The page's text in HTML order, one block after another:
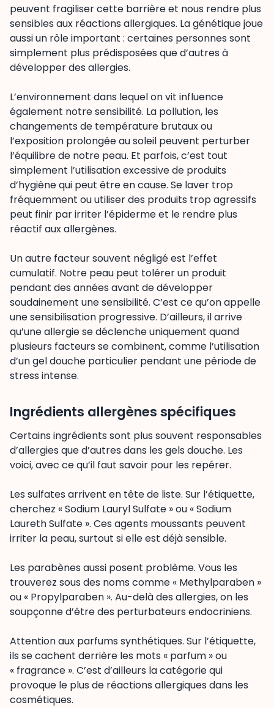
peuvent fragiliser cette barrière et nous rendre plus
sensibles aux réactions allergiques. La génétique joue
aussi un rôle important : certaines personnes sont
simplement plus prédisposées que d’autres à
développer des allergies.
L’environnement dans lequel on vit influence
également notre sensibilité. La pollution, les
changements de température brutaux ou
l’exposition prolongée au soleil peuvent perturber
l’équilibre de notre peau. Et parfois, c’est tout
simplement l’utilisation excessive de produits
d’hygiène qui peut être en cause. Se laver trop
fréquemment ou utiliser des produits trop agressifs
peut finir par irriter l’épiderme et le rendre plus
réactif aux allergènes.
Un autre facteur souvent négligé est l’effet
cumulatif. Notre peau peut tolérer un produit
pendant des années avant de développer
soudainement une sensibilité. C’est ce qu’on appelle
une sensibilisation progressive. D’ailleurs, il arrive
qu’une allergie se déclenche uniquement quand
plusieurs facteurs se combinent, comme l’utilisation
d’un gel douche particulier pendant une période de
stress intense.
Ingrédients allergènes spécifiques
Certains ingrédients sont plus souvent responsables
d’allergies que d’autres dans les gels douche. Les
voici, avec ce qu’il faut savoir pour les repérer.
Les sulfates arrivent en tête de liste. Sur l’étiquette,
cherchez « Sodium Lauryl Sulfate » ou « Sodium
Laureth Sulfate ». Ces agents moussants peuvent
irriter la peau, surtout si elle est déjà sensible.
Les parabènes aussi posent problème. Vous les
trouverez sous des noms comme « Methylparaben »
ou « Propylparaben ». Au-delà des allergies, on les
soupçonne d’être des perturbateurs endocriniens.
Attention aux parfums synthétiques. Sur l’étiquette,
ils se cachent derrière les mots « parfum » ou
« fragrance ». C’est d’ailleurs la catégorie qui
provoque le plus de réactions allergiques dans les
cosmétiques.